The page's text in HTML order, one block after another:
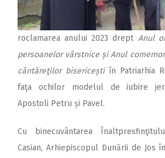
roclamarea anului 2023 drept Anul
persoanelor vârstnice și Anul
cântăreţilor bisericeștiîn Patriarhia
faţa ochilor modelul de iubire
Apostoli Petru și Pavel.
Cu binecuvântarea
Casian, Arhiepiscopul Dunării de Jos